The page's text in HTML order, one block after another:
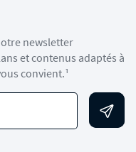
newsletter
et contenus adaptés à
convient.¹